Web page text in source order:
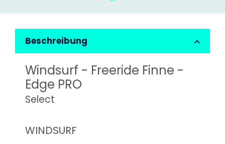
Beschreibung
Windsurf - Freeride Finne -
Edge PRO
Select
WINDSURF